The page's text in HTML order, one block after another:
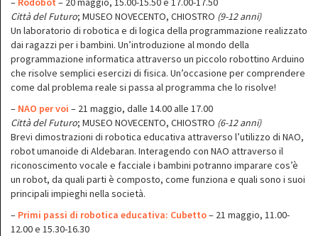
Città del Futuro; MUSEO NOVECENTO, CHIOSTRO (9-12 anni)
Un laboratorio di robotica e di logica della programmazione realizzato
dai ragazzi per i bambini. Un’introduzione al mondo della
programmazione informatica attraverso un piccolo robottino Arduino
che risolve semplici esercizi di fisica. Un’occasione per comprendere
come dal problema reale si passa al programma che lo risolve!
– NAO per voi – 21 maggio, dalle 14.00 alle 17.00
Città del Futuro; MUSEO NOVECENTO, CHIOSTRO (6-12 anni)
Brevi dimostrazioni di robotica educativa attraverso l’utilizzo di NAO,
robot umanoide di Aldebaran. Interagendo con NAO attraverso il
riconoscimento vocale e facciale i bambini potranno imparare cos’è
un robot, da quali parti è composto, come funziona e quali sono i suoi
principali impieghi nella società.
– Primi passi di robotica educativa: Cubetto– 21 maggio, 11.00-
12.00 e 15.30-16.30